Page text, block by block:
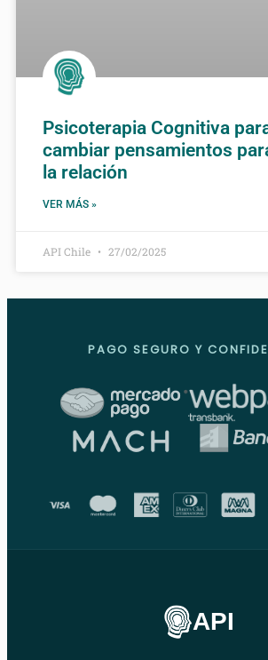
Psicoterapia Cognitiva
cambiar pensamientos
la relación
VER MÁS »
API Chile 27/02/2025
PAGO SEGURO Y
API